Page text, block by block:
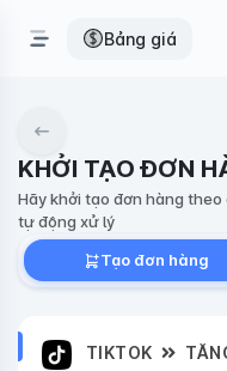
Bảng giá
KHỞI TẠO ĐƠN
Hãy khởi tạo đơn hàng
tự động xử lý
Tạo đơn hàng
TIKTOK